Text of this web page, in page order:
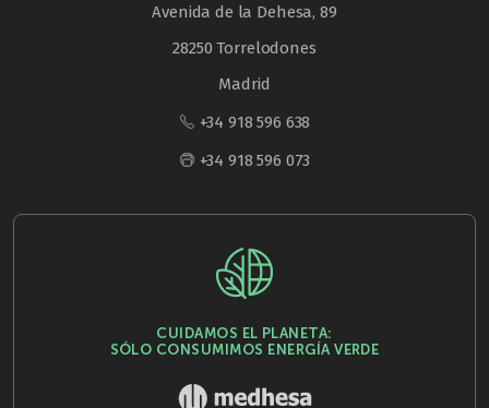
Avenida de la Dehesa, 89
28250 Torrelodones
Madrid
+34 918 596 638
+34 918 596 073
CUIDAMOS EL PLANETA:
SÓLO CONSUMIMOS ENERGÍA VERDE